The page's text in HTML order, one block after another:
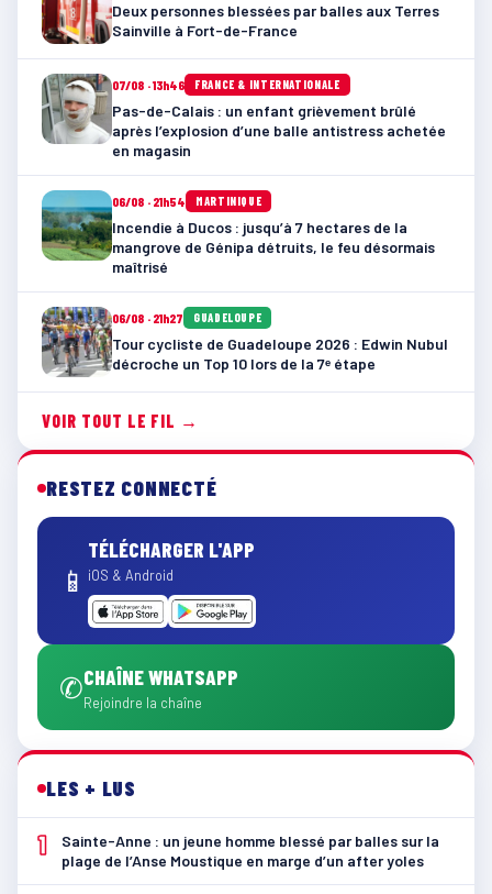
Deux personnes blessées par balles aux Terres
Sainville à Fort-de-France
07/08 · 13h46 FRANCE & INTERNATIONALE
Pas-de-Calais : un enfant grièvement brûlé
après l’explosion d’une balle antistress achetée
en magasin
06/08 · 21h54 MARTINIQUE
Incendie à Ducos : jusqu’à 7 hectares de la
mangrove de Génipa détruits, le feu désormais
maîtrisé
06/08 · 21h27 GUADELOUPE
Tour cycliste de Guadeloupe 2026 : Edwin Nubul
décroche un Top 10 lors de la 7ᵉ étape
VOIR TOUT LE FIL →
RESTEZ CONNECTÉ
📱
TÉLÉCHARGER L'APP
iOS & Android
✆CHAÎNE WHATSAPP
Rejoindre la chaîne
LES + LUS
1
Sainte-Anne : un jeune homme blessé par balles sur la
plage de l’Anse Moustique en marge d’un after yoles